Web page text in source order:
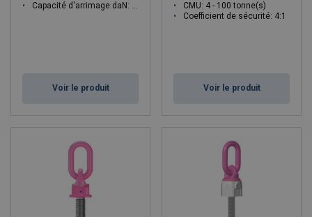
Capacité d'arrimage daN: 3600, 6000, 10000, 16000, 25000
Voir le produit
CMU: 4 - 100 tonne(s)
Coefficient de sécurité: 4:1
Voir le produit